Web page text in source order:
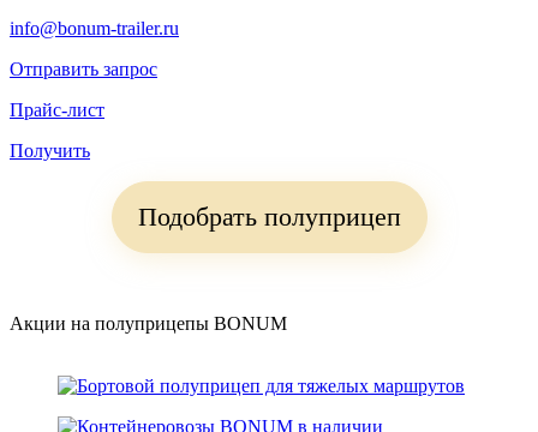
info@bonum-trailer.ru
Отправить запрос
Прайс-лист
Получить
Подобрать полуприцеп
Акции на полуприцепы BONUM